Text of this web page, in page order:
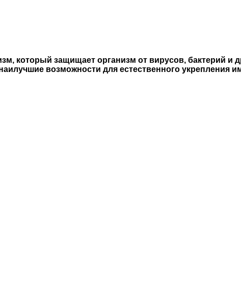
который защищает организм от вирусов, бактерий и
возможности для естественного укрепления